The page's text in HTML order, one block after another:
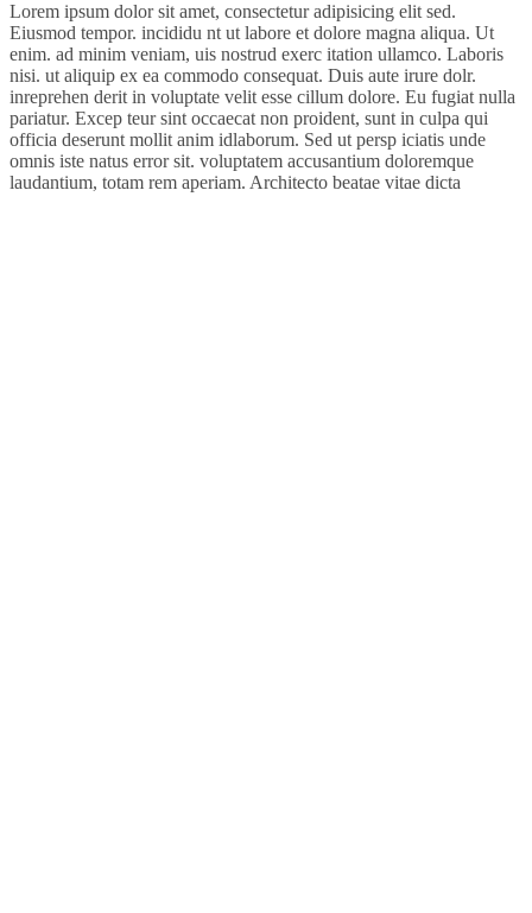
Lorem ipsum dolor sit amet, consectetur adipisicing elit sed.
Eiusmod tempor. incididu nt ut labore et dolore magna aliqua. Ut
enim. ad minim veniam, uis nostrud exerc itation ullamco. Laboris
nisi. ut aliquip ex ea commodo consequat. Duis aute irure dolr.
inreprehen derit in voluptate velit esse cillum dolore. Eu fugiat nulla
pariatur. Excep teur sint occaecat non proident, sunt in culpa qui
officia deserunt mollit anim idlaborum. Sed ut persp iciatis unde
omnis iste natus error sit. voluptatem accusantium doloremque
laudantium, totam rem aperiam. Architecto beatae vitae dicta